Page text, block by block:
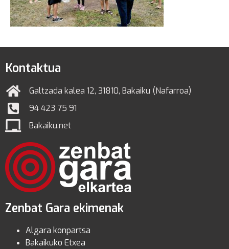
Kontaktua
Galtzada kalea 12, 31810, Bakaiku (Nafarroa)
94 423 75 91
Bakaiku.net
Zenbat Gara ekimenak
Algara konpartsa
Bakaikuko Etxea